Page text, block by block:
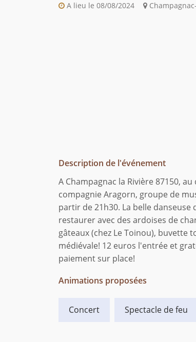
A lieu le 08/08/2024
Description de l'événement
A Champagnac la Rivière 87150,
compagnie Aragorn, groupe de
partir de 21h30. La belle
restaurer avec des ardoises de
gâteaux (chez Le Toinou), buvette
médiévale! 12 euros l'entrée et
paiement sur place!
Animations proposées
Concert Spectacle de feu